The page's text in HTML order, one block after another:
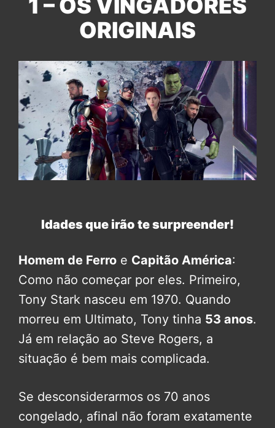
1 – OS VINGADORES
ORIGINAIS
Idades que irão te surpreender!
Homem de Ferro e Capitão América:
Como não começar por eles. Primeiro,
Tony Stark nasceu em 1970. Quando
morreu em Ultimato, Tony tinha 53 anos.
Já em relação ao Steve Rogers, a
situação é bem mais complicada.
Se desconsiderarmos os 70 anos
congelado, afinal não foram exatamente